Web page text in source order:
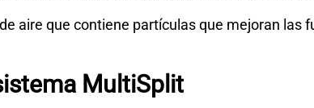
aire que contiene partículas que mejoran las
MultiSplit